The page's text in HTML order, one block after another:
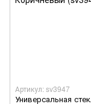
Артикул: sv3947
Универсальная